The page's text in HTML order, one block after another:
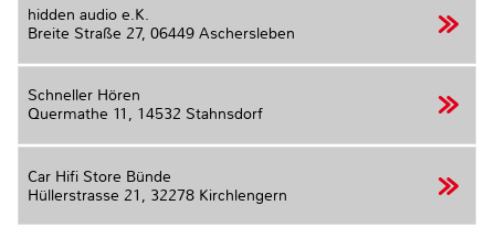
hidden audio e.K.
Breite Straße 27, 06449 Aschersleben
Schneller Hören
Quermathe 11, 14532 Stahnsdorf
Car Hifi Store Bünde
Hüllerstrasse 21, 32278 Kirchlengern